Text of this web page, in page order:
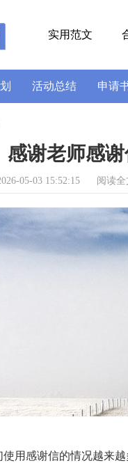
实用范文
活动总结 申请
感谢老师感
05-03 15:52:15 阅读全
用感谢信的情况越来